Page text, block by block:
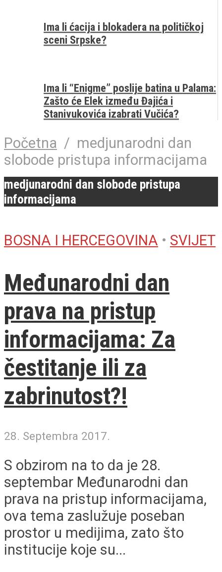
Ima li ćacija i blokadera na političkoj
sceni Srpske?
Ima li “Enigme” poslije batina u Palama:
Zašto će Elek između Đajića i
Stanivukovića izabrati Vučića?
Početna / medjunarodni dan
slobode pristupa informacijama
medjunarodni dan slobode pristupa
informacijama
BOSNA I HERCEGOVINA • SVIJET
Međunarodni dan
prava na pristup
informacijama: Za
čestitanje ili za
zabrinutost?!
28. Septembra 2017.
S obzirom na to da je 28.
septembar Međunarodni dan
prava na pristup informacijama,
ova tema zaslužuje poseban
prostor u medijima, zato što
institucije koje su...